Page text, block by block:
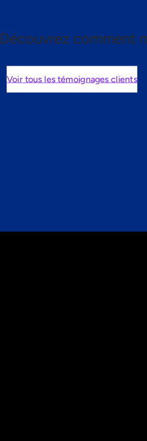
Découvrez comment
Voir tous les témoignages clients